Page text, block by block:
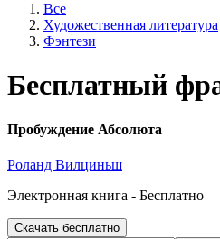
Все
Художественная литература
Фэнтези
Бесплатный
Пробуждение Абсолюта
Роланд Вилциньш
Электронная книга - Бесплатно
Скачать бесплатно